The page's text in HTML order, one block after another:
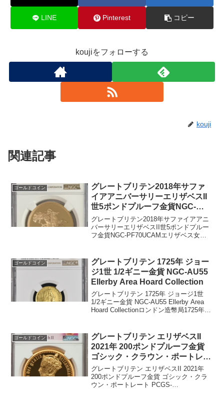
LINE Pinterest コピー
koujiをフォローする
kouji
関連記事
ゴールドコイン
グレートブリテン2018年サファ
イアアニバーサリーエリザベスII
世5ポンドプルーフ金貨NGC-
PF70UCAM
グレートブリテン2018年サファイアアニ
バーサリーエリザベスII世5ポンドプルー
フ金貨NGC-PF70UCAMエリザベス女王
750枚現存最高グレードのPF70U...
ゴールドコイン
グレートブリテン 1725年 ジョー
ジ1世 1/2ギニー金貨 NGC-AU55
Ellerby Area Hoard Collection
グレートブリテン 1725年 ジョージ1世
1/2ギニー金貨 NGC-AU55 Ellerby Area
Hoard Collectionロンドン造幣局1725年発
ゴールドコイン
グレートブリテン エリザベスII
2021年 200ポンドプルーフ金貨
ゴシック・クラウン・ポートレー
ト PCGS-PR70UCAM
グレートブリテン エリザベスII 2021年
200ポンドプルーフ金貨 ゴシック・クラ
ウン・ポートレート PCGS-